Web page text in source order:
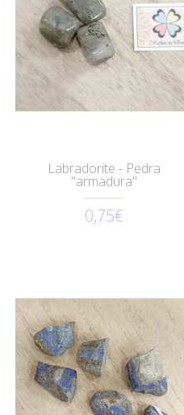
Labradorite - Pedra
"armadura"
0,75€